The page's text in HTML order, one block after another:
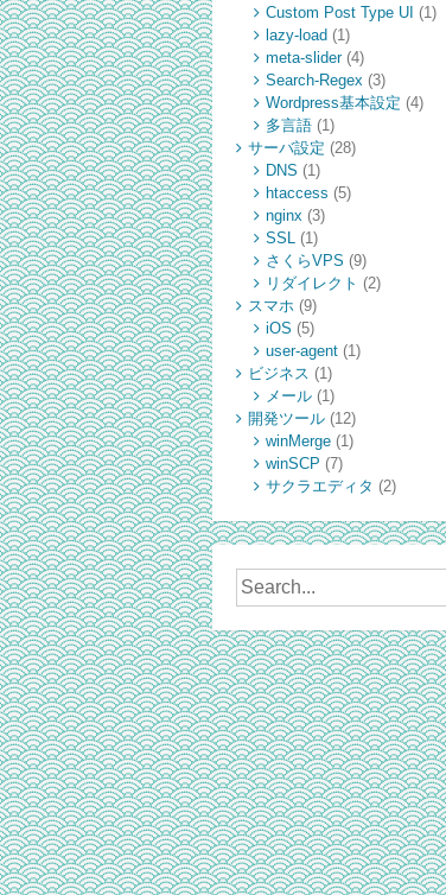
Custom Post Type UI (1)
lazy-load (1)
meta-slider(4)
Search-Regex (3)
Wordpress基本設定 (4)
多言語(1)
サーバ設定 (28)
DNS (1)
htaccess (5)
nginx (3)
SSL
(1)
さくらVPS (9)
リダイレクト (2)
スマホ (9)
iOS (5)
user-agent(1)
ビジネス (1)
メール(1)
開発ツール(12)
winMerge(1)
winSCP (7)
サクラエディタ (2)